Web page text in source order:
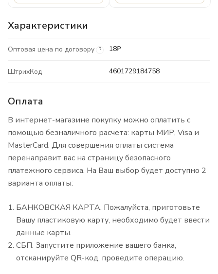
Характеристики
Оптовая цена по договору ? 18₽
ШтрихКод 4601729184758
Оплата
В интернет-магазине покупку можно оплатить с
помощью безналичного расчета: карты МИР, Visa и
MasterCard. Для совершения оплаты система
перенаправит вас на страницу безопасного
платежного сервиса. На Ваш выбор будет доступно 2
варианта оплаты:
БАНКОВСКАЯ КАРТА. Пожалуйста, приготовьте
Вашу пластиковую карту, необходимо будет ввести
данные карты.
СБП. Запустите приложение вашего банка,
отсканируйте QR-код, проведите операцию.